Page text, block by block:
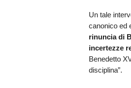
Un tale
canonico ed
rinuncia di
incertezze
Benedetto
disciplina”.